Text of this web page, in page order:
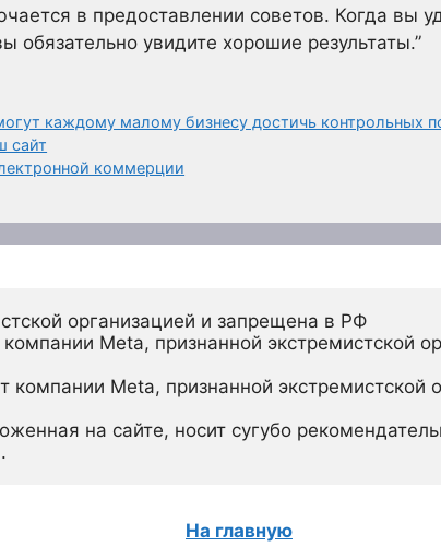
в предоставлении советов. Когда вы
обязательно увидите хорошие результаты.”
каждому малому бизнесу достичь контрольных
сайт
коммерции
организацией и запрещена в РФ
Meta, признанной экстремистской
Meta, признанной экстремистской
на сайте, носит сугубо
На главную